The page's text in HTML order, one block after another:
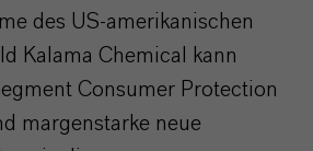
des US-amerikanischen
Kalama Chemical kann
Consumer Protection
margenstarke neue